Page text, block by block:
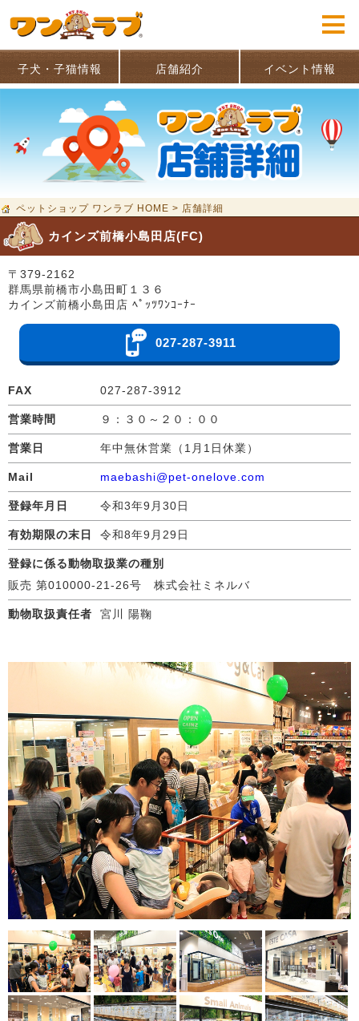
子犬・子猫情報 店舗紹介 イベント情報
ペットショップ ワンラブ HOME > 店舗詳細
カインズ前橋小島田店(FC)
〒379-2162
群馬県前橋市小島田町１３６
カインズ前橋小島田店 ﾍﾟｯﾂﾜﾝｺｰﾅｰ
027-287-3911
FAX 027-287-3912
営業時間 ９：３０～２０：００
営業日 年中無休営業（1月1日休業）
Mail maebashi@pet-onelove.com
登録年月日 令和3年9月30日
有効期限の末日 令和8年9月29日
登録に係る動物取扱業の種別
販売 第010000-21-26号 株式会社ミネルバ
動物取扱責任者 宮川 陽鞠